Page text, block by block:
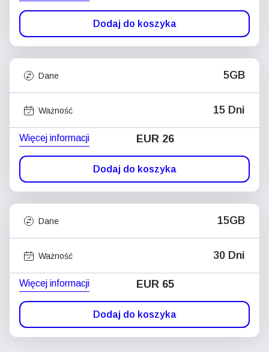
Dodaj do koszyka
Dane 5GB
Ważność 15 Dni
Więcej informacji EUR 26
Dodaj do koszyka
Dane 15GB
Ważność 30 Dni
Więcej informacji EUR 65
Dodaj do koszyka